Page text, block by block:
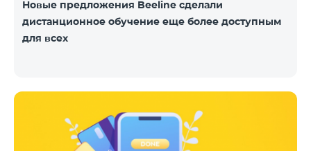
Новые предложения Beeline сделали
дистанционное обучение еще более доступным
для всех